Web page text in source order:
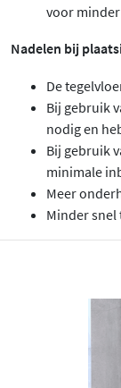
voor
Nadelen bij
De
Bij gebruik
nodig en
Bij gebruik
minimale
Meer
Minder